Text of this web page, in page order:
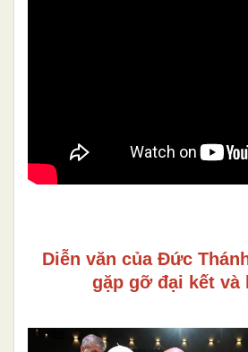
Diễn văn của Đức
gặp gỡ đại kết và